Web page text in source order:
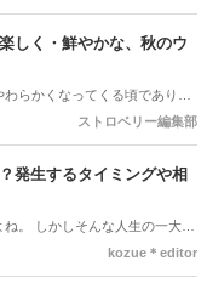
♪ 挙式会場や高砂、ウエルカ
まな場所で取り入れられるの
ーチの魅力や、おしゃれなアレ
しく・鮮やかな、秋のウ
らかくなってくる頃であり、
る季節。同時に、おいしいもの
ストロベリー編集部
発生するタイミングや相
。 しかしそんな人生の一大イ
や中止、キャンセルを検討しな
kozue＊editor